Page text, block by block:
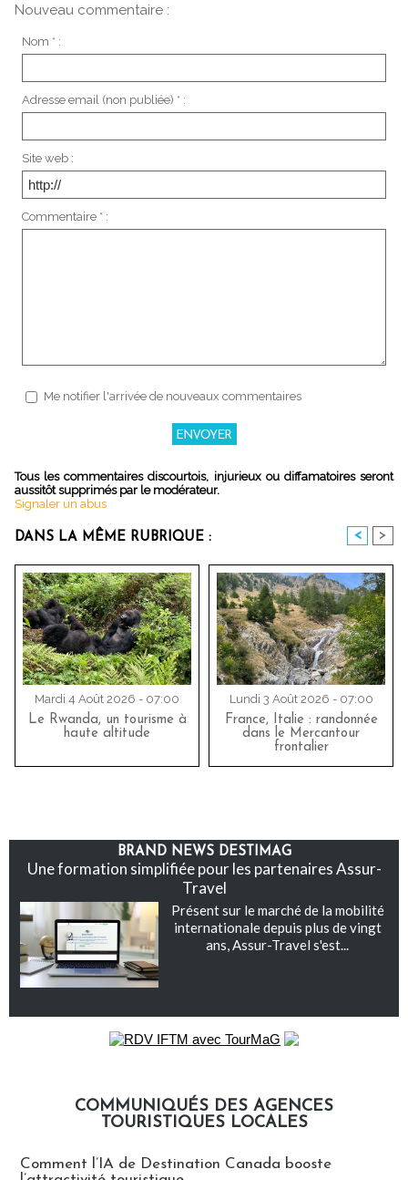
Nouveau commentaire :
Nom * :
Adresse email (non publiée) * :
Site web :
Commentaire * :
Me notifier l'arrivée de nouveaux commentaires
Tous les commentaires discourtois, injurieux ou diffamatoires seront
aussitôt supprimés par le modérateur.
Signaler un abus
DANS LA MÊME RUBRIQUE : < >
Mardi 4 Août 2026 - 07:00
Le Rwanda, un tourisme à
haute altitude
Lundi 3 Août 2026 - 07:00
France, Italie : randonnée
dans le Mercantour
frontalier
BRAND NEWS DESTIMAG
Une formation simplifiée pour les partenaires Assur-
Travel
Présent sur le marché de la mobilité
internationale depuis plus de vingt
ans, Assur-Travel s'est...
COMMUNIQUÉS DES AGENCES
TOURISTIQUES LOCALES
Comment l’IA de Destination Canada booste